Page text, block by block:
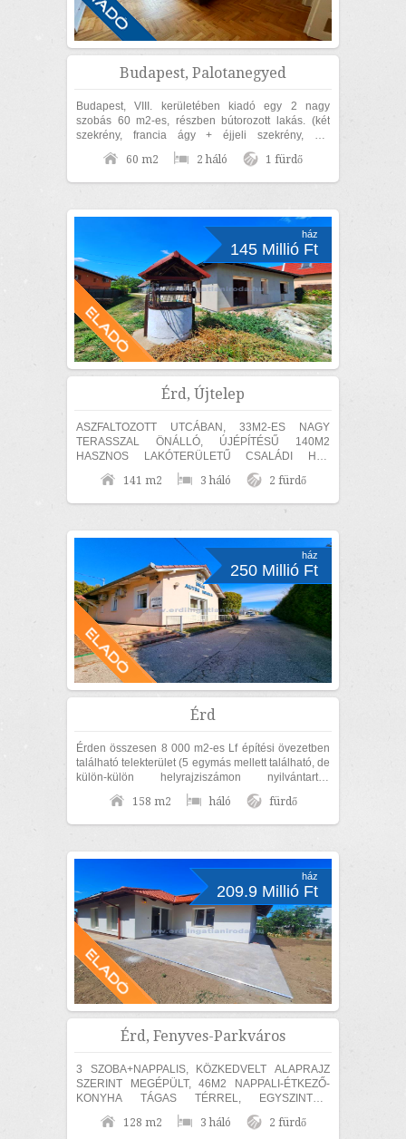
Budapest, Palotanegyed
Budapest, VIII. kerületében kiadó egy 2 nagy
szobás 60 m2-es, részben bútorozott lakás. (két
szekrény, francia ágy + éjjeli szekrény, ülő
garnitúra, étkező garnitúra). Az ingatlan...
60 m2 2 háló 1 fürdő
ház
145 Millió Ft
Érd, Újtelep
ASZFALTOZOTT UTCÁBAN, 33M2-ES NAGY
TERASSZAL ÖNÁLLÓ, ÚJÉPÍTÉSŰ 140M2
HASZNOS LAKÓTERÜLETŰ CSALÁDI HÁZ
ELADÓ! KÜLÖN SZÜLŐI HÁLÓ,
FÜRDŐSZOBÁVAL ÉS GARDRÓBBAL! A TELKEN
141 m2 3 háló 2 fürdő
ház
250 Millió Ft
Érd
Érden összesen 8 000 m2-es Lf építési övezetben
található telekterület (5 egymás mellett található, de
külön-külön helyrajziszámon nyilvántartott
területből áll), 158 m2-es...
158 m2 háló fürdő
ház
209.9 Millió Ft
Érd, Fenyves-Parkváros
3 SZOBA+NAPPALIS, KÖZKEDVELT ALAPRAJZ
SZERINT MEGÉPÜLT, 46M2 NAPPALI-ÉTKEZŐ-
KONYHA TÁGAS TÉRREL, EGYSZINTES,
MEDITERRÁN CSALÁDI HÁZ ELADÓ! Érden, a
Fenyves Parkvárosi részen 840m2...
128 m2 3 háló 2 fürdő